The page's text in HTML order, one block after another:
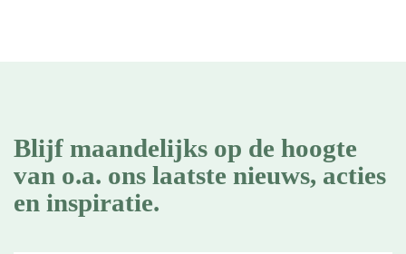
Blijf maandelijks op de hoogte
van o.a. ons laatste nieuws, acties
en inspiratie.